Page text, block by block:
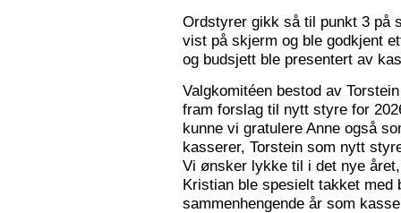
Ordstyrer gikk så til punkt 3 på
vist på skjerm og ble godkjent
og budsjett ble presentert av
Valgkomitéen bestod av
fram forslag til nytt styre for
kunne vi gratulere Anne også
kasserer, Torstein som nytt
Vi ønsker lykke til i det nye
Kristian ble spesielt takket med
sammenhengende år som